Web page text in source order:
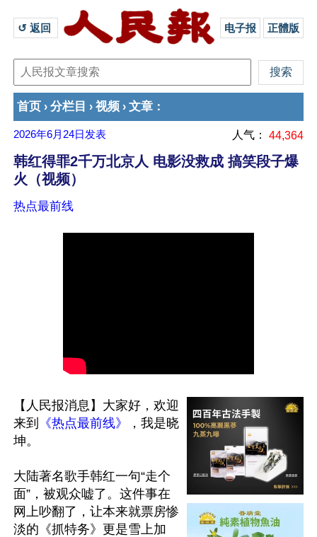
↺ 返回 电子报 正體版
首页 › 分栏目 › 视频 › 文章 ：
2026年6月24日 发表 人气： 44,364
韩红得罪2千万北京人 电影没救成 搞笑段子爆
火（视频）
热点最前线
【人民报消息】大家好，欢迎
来到
《热点最前线》
，我是晓
坤。
大陆著名歌手韩红一句“走个
面”，被观众嘘了。这件事在
网上吵翻了，让本来就票房惨
淡的《抓特务》更是雪上加